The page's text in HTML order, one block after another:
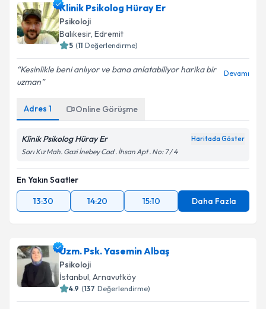
Klinik Psikolog Hüray Er
Psikoloji
Balıkesir, Edremit
5 (11 Değerlendirme)
Kesinlikle beni anlıyor ve bana anlatabiliyor harika bir
uzman
Devamı
Adres 1 Online Görüşme
Klinik Psikolog Hüray Er Haritada Göster
Sarı Kız Mah. Gazi İnebey Cad . İhsan Apt . No: 7 / 4
En Yakın Saatler
13:30
14:20 15:10 Daha Fazla
Uzm. Psk. Yasemin Albaş
Psikoloji
İstanbul, Arnavutköy
4.9 (137 Değerlendirme)